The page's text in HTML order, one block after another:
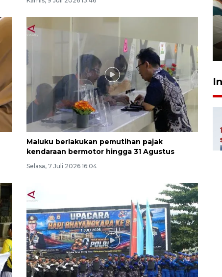
Maluku berlakukan pemutihan pajak
kendaraan bermotor hingga 31 Agustus
Selasa, 7 Juli 2026 16:04
ruang pada anak di lembaga
pembinaan